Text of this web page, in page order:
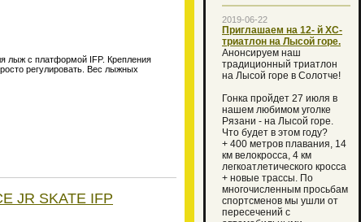
2019-06-22
Приглашаем на 12- й XC-
триатлон на Лысой горе.
Анонсируем наш
традиционный триатлон
на Лысой горе в Солотче!
Гонка пройдет 27 июля в
нашем любимом уголке
Рязани - на Лысой горе.
Что будет в этом году?
+ 400 метров плавания, 14
км велокросса, 4 км
легкоатлетического кросса
+ новые трассы. По
многочисленным просьбам
спортсменов мы ушли от
пересечений с
лыж с платформой IFP. Крепления
регулировать. Вес лыжных
JR SKATE IFP